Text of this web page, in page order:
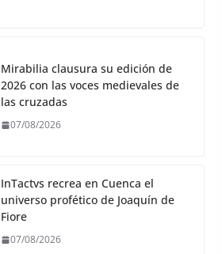
Mirabilia clausura su edición de
2026 con las voces medievales de
las cruzadas
07/08/2026
InTactvs recrea en Cuenca el
universo profético de Joaquín de
Fiore
07/08/2026